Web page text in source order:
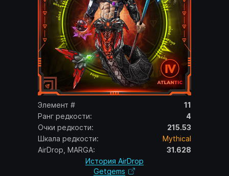
Элемент #
11
Ранг редкости:
4
Очки редкости:
215.53
Шкала редкости:
Mythical
AirDrop, MARGA:
31.628
История AirDrop
Getgems